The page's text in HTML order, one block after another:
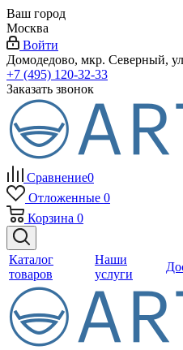
Ваш город
Москва
Войти
Домодедово, мкр. Северный,
+7 (495) 120-32-33
Заказать звонок
Сравнение0
Отложенные 0
Корзина 0
Каталог
товаров
Наши
услуги